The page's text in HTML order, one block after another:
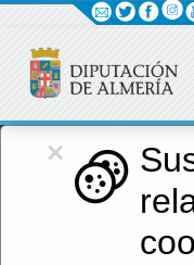
×
Red
de